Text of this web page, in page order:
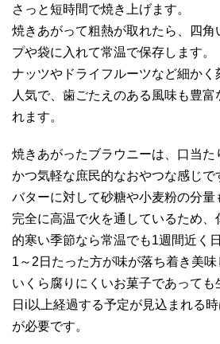
さっと短時間で焼き上げます。
焼きあがって粗熱が取れたら、四角
プや袋に入れて常温で保存します。
ナッツやドライフルーツなど細か
人気で、歯ごたえのある風味も豊富
れます。
焼きあがったブラウニーは、口当
かつ気軽な庶民的なおやつな感じで
バターに対して砂糖や小麦粉の分
完全に高温で火を通しているため
的寒い季節なら常温でも1週間近く
1～2日たった方が味が落ち着き美味
いくら腐りにくいお菓子であって
日i以上経過する予定が見込まれる
が必要です。